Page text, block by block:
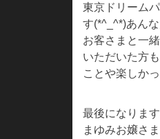
東京ドリーム
す(*^_^*)あん
お客さまと一
いただいた方
ことや楽しか
最後になりま
まゆみお嬢さ